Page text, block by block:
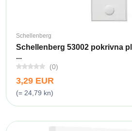
Schellenberg
Schellenberg 53002 pokrivna
...
(0)
3,29 EUR
(= 24,79 kn)